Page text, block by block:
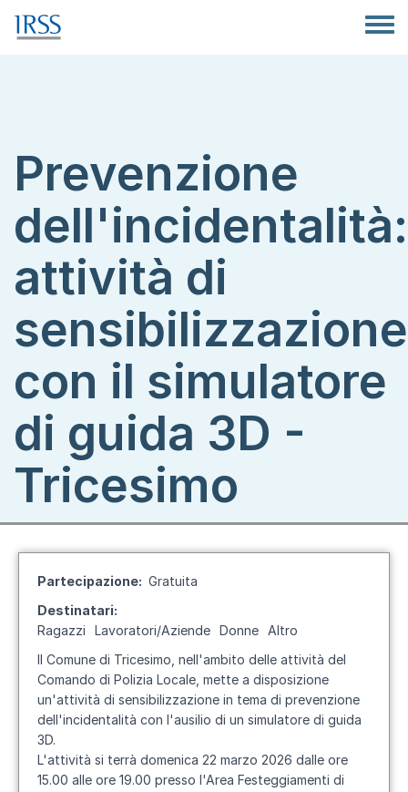
Prevenzione
dell'incidentalità:
attività di
sensibilizzazione
con il simulatore
di guida 3D -
Tricesimo
Partecipazione
Gratuita
Destinatari
Ragazzi
Lavoratori/Aziende Donne Altro
Il Comune di Tricesimo, nell'ambito delle attività del
Comando di Polizia Locale, mette a disposizione
un'attività di sensibilizzazione in tema di prevenzione
dell'incidentalità con l'ausilio di un simulatore di guida
3D.
L'attività si terrà domenica 22 marzo 2026 dalle ore
15.00 alle ore 19.00 presso l'Area Festeggiamenti di